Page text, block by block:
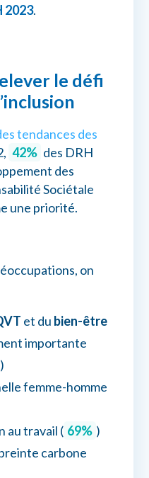
2023.
le défi
tendances des
42% des DRH
des
Sociétale
une priorité.
on
et du bien-être
importante
femme-homme
au travail ( 69% )
carbone